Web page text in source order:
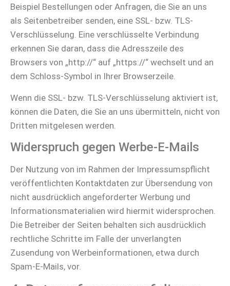
Beispiel Bestellungen oder Anfragen, die Sie an uns
als Seitenbetreiber senden, eine SSL- bzw. TLS-
Verschlüsselung. Eine verschlüsselte Verbindung
erkennen Sie daran, dass die Adresszeile des
Browsers von „http://“ auf „https://“ wechselt und an
dem Schloss-Symbol in Ihrer Browserzeile.
Wenn die SSL- bzw. TLS-Verschlüsselung aktiviert ist,
können die Daten, die Sie an uns übermitteln, nicht von
Dritten mitgelesen werden.
Widerspruch gegen Werbe-E-Mails
Der Nutzung von im Rahmen der Impressumspflicht
veröffentlichten Kontaktdaten zur Übersendung von
nicht ausdrücklich angeforderter Werbung und
Informationsmaterialien wird hiermit widersprochen.
Die Betreiber der Seiten behalten sich ausdrücklich
rechtliche Schritte im Falle der unverlangten
Zusendung von Werbeinformationen, etwa durch
Spam-E-Mails, vor.